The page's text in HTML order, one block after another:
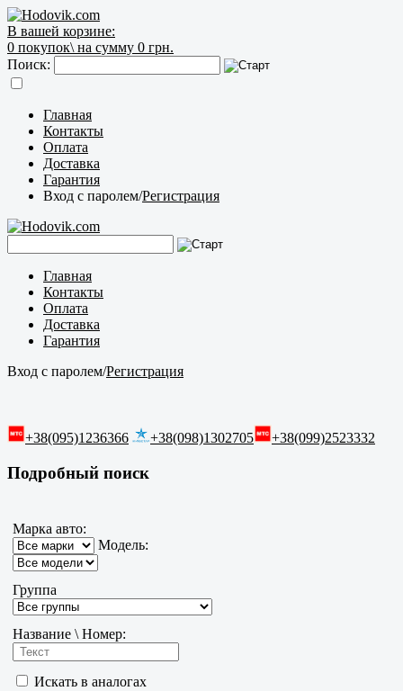
В вашей корзине:
0 покупок\ на сумму 0 грн.
Поиск:
Главная
Контакты
Оплата
Доставка
Гарантия
Вход с паролем/Регистрация
Главная
Контакты
Оплата
Доставка
Гарантия
Вход с паролем/Регистрация
+38(095)1236366 +38(098)1302705 +38(099)2523332
Подробный поиск
Марка авто:
Модель:
Группа
Название \ Номер:
Искать в аналогах